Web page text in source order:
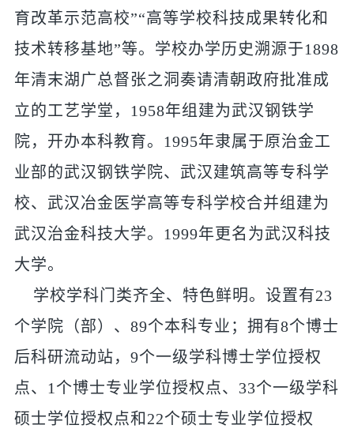
育改革示范高校”“高等学校科技成果转化和
技术转移基地”等。学校办学历史溯源于1898
年清末湖广总督张之洞奏请清朝政府批准成
立的工艺学堂， 1958年组建为武汉钢铁学
院，开办本科教育。1995年隶属于原治金工
业部的武汉钢铁学院、武汉建筑高等专科学
校、武汉冶金医学高等专科学校合并组建为
武汉治金科技大学。1999年更名为武汉科技
大学。
学校学科门类齐全、特色鲜明。设置有23
个学院（部）、89个本科专业；拥有8个博士
后科研流动站，9个一级学科博士学位授权
点、1个博士专业学位授权点、33个一级学科
硕士学位授权点和22个硕士专业学位授权